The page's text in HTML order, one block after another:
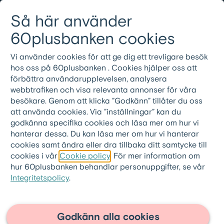
Så här använder
60plusbanken cookies
Vi använder cookies för att ge dig ett trevligare besök
hos oss på 60plusbanken . Cookies hjälper oss att
förbättra användarupplevelsen, analysera
webbtrafiken och visa relevanta annonser för våra
besökare. Genom att klicka ”Godkänn” tillåter du oss
att använda cookies. Via ”inställningar” kan du
godkänna specifika cookies och läsa mer om hur vi
hanterar dessa. Du kan läsa mer om hur vi hanterar
cookies samt ändra eller dra tillbaka ditt samtycke till
cookies i vår Cookie policy . För mer information om
hur 60plusbanken behandlar personuppgifter, se vår
Integritetspolicy.
Godkänn alla cookies
Meny
08-501 01 200
60plusbanken.se
Drömmen om ett